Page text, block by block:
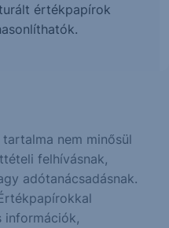
értékpapírok
nem minősül
felhívásnak,
adótanácsadásnak.
információk,